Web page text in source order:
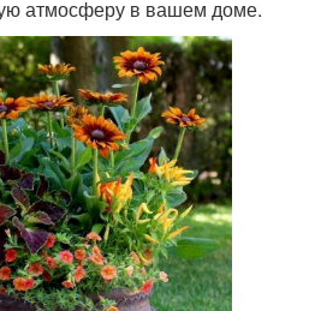
атмосферу в вашем доме.